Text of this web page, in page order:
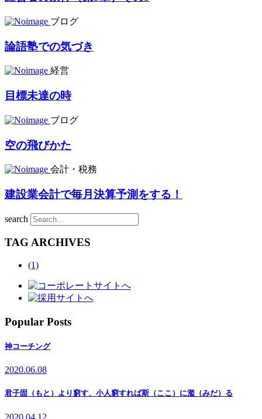
ブログ
論語塾での気づき
経営
目標未達の時
ブログ
空の飛びかた
会計・税務
建設業会計で毎月決算予測をする！
search
TAG ARCHIVES
(1)
Popular Posts
神コーチング
2020.06.08
君子固（もと）より窮す、小人窮すれば斯（ここ）に濫（みだ）る
2020.04.12